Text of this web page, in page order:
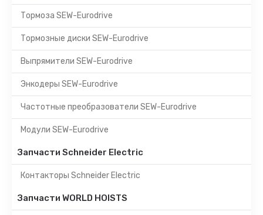
Тормоза SEW-Eurodrive
Тормозные диски SEW-Eurodrive
Выпрямители SEW-Eurodrive
Энкодеры SEW-Eurodrive
Частотные преобразователи SEW-Eurodrive
Модули SEW-Eurodrive
Запчасти Schneider Electric
Контакторы Schneider Electric
Запчасти WORLD HOISTS